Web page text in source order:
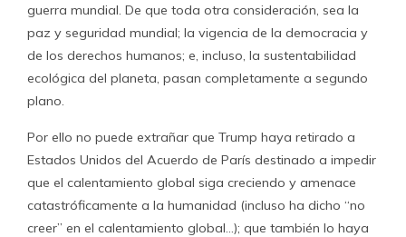
guerra mundial. De que toda otra consideración, sea la
paz y seguridad mundial; la vigencia de la democracia y
de los derechos humanos; e, incluso, la sustentabilidad
ecológica del planeta, pasan completamente a segundo
plano.
Por ello no puede extrañar que Trump haya retirado a
Estados Unidos del Acuerdo de París destinado a impedir
que el calentamiento global siga creciendo y amenace
catastróficamente a la humanidad (incluso ha dicho “no
creer” en el calentamiento global…); que también lo haya